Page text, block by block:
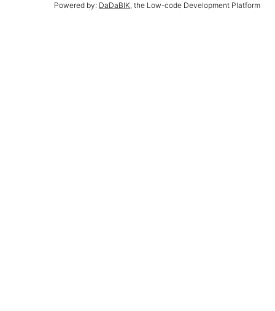
Powered by: DaDaBIK, the Low-code Development Platform